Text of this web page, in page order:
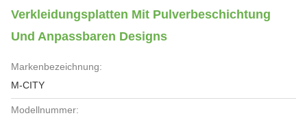
Verkleidungsplatten Mit Pulverbeschichtung
Und Anpassbaren Designs
Markenbezeichnung:
M-CITY
Modellnummer: